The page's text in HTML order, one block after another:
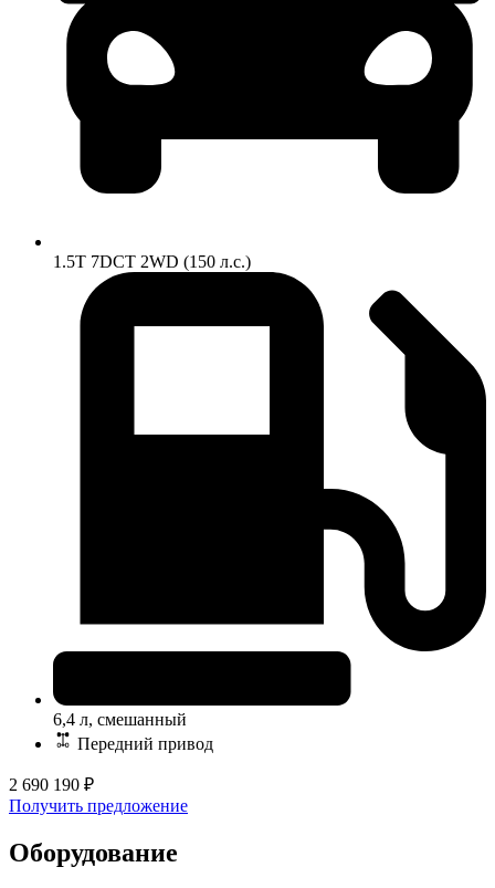
1.5T 7DCT 2WD (150 л.с.)
6,4 л, смешанный
Передний привод
2 690 190 ₽
Получить предложение
Оборудование